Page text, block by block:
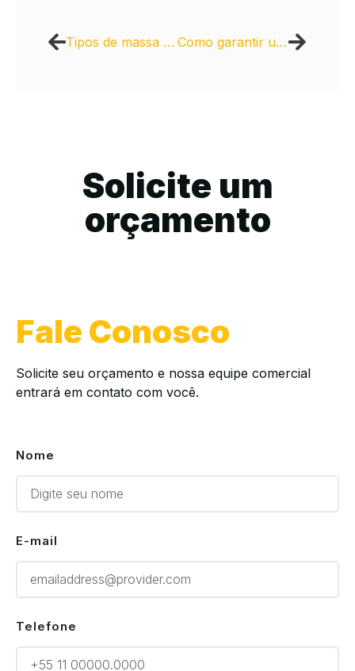
Tipos de massa asfáltica e suas aplicações na pavimentação Como garantir uma pavimentação de qualidade e longa duração
Solicite um
orçamento
Fale Conosco
Solicite seu orçamento e nossa equipe comercial
entrará em contato com você.
Nome
E-mail
Telefone